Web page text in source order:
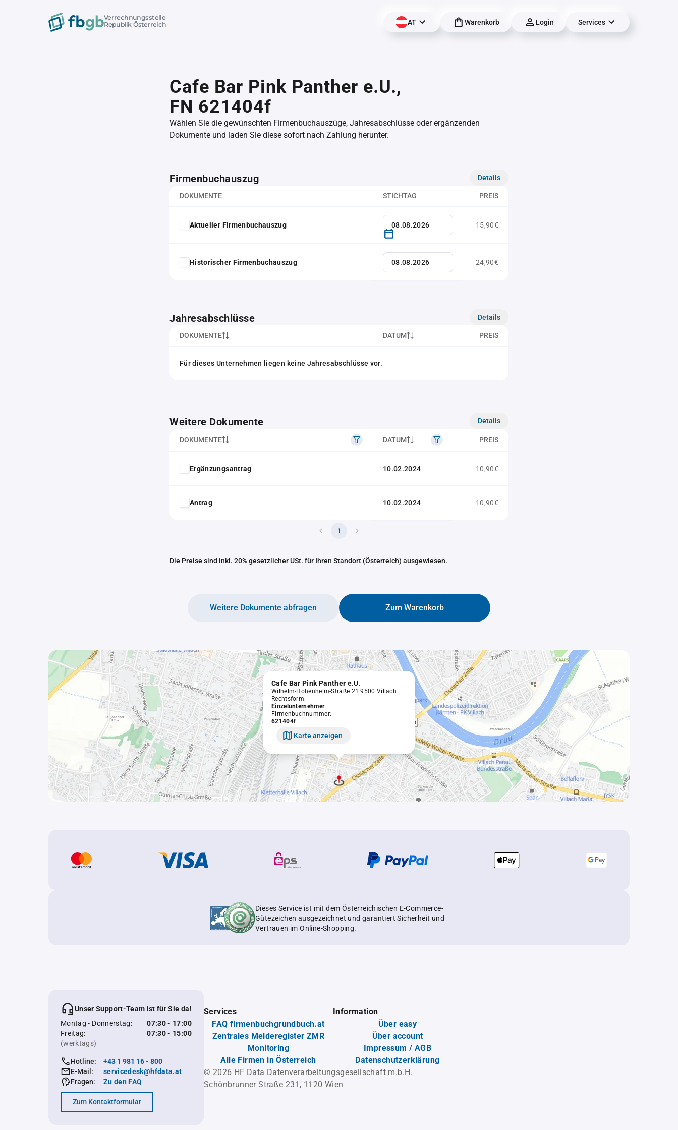
Verrechnungsstelle
Republik Österreich
AT Warenkorb Login Services
Cafe Bar Pink Panther e.U.,
FN 621404f
Wählen Sie die gewünschten Firmenbuchauszüge, Jahresabschlüsse oder ergänzenden
Dokumente und laden Sie diese sofort nach Zahlung herunter.
Firmenbuchauszug Details
DOKUMENTE STICHTAG PREIS
Aktueller Firmenbuchauszug 15,90€
Historischer Firmenbuchauszug 24,90€
Jahresabschlüsse Details
DOKUMENTE DATUM PREIS
Für dieses Unternehmen liegen keine Jahresabschlüsse vor.
Weitere Dokumente Details
DOKUMENTE DATUM PREIS
Ergänzungsantrag 10.02.2024 10,90€
Antrag 10.02.2024 10,90€
1
Die Preise sind inkl. 20% gesetzlicher USt. für Ihren Standort (Österreich) ausgewiesen.
Zum Warenkorb
Weitere Dokumente abfragen
Cafe Bar Pink Panther e.U.
Wilhelm-Hohenheim-Straße 21 9500 Villach
Rechtsform:
Einzelunternehmer
Firmenbuchnummer:
621404f
Karte anzeigen
Dieses Service ist mit dem Österreichischen E-Commerce-
Gütezeichen ausgezeichnet und garantiert Sicherheit und
Vertrauen im Online-Shopping.
Unser Support-Team ist für Sie da!
Montag - Donnerstag:
07:30 - 17:00
Freitag:
07:30 - 15:00
(werktags)
Hotline:
+43 1 981 16 - 800
E-Mail:
servicedesk@hfdata.at
Fragen:
Zu den FAQ
Zum Kontaktformular
Services
FAQ firmenbuchgrundbuch.at
Zentrales Melderegister ZMR
Monitoring
Alle Firmen in Österreich
Information
Über easy
Über account
Impressum / AGB
Datenschutzerklärung
© 2026 HF Data Datenverarbeitungsgesellschaft m.b.H.
Schönbrunner Straße 231, 1120 Wien